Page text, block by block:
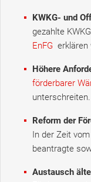
KWKG- und
gezahlte
EnFG erklären
Höhere
förderbarer
unterschreiten.
Reform der
In der Zeit
beantragte
Austausch